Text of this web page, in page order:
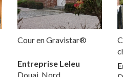
Cour en Gravistar®
Entreprise Leleu
Douai, Nord